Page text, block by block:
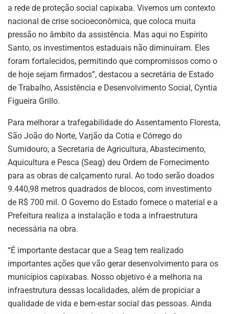
a rede de proteção social capixaba. Vivemos um contexto
nacional de crise socioeconômica, que coloca muita
pressão no âmbito da assistência. Mas aqui no Espírito
Santo, os investimentos estaduais não diminuíram. Eles
foram fortalecidos, permitindo que compromissos como o
de hoje sejam firmados”, destacou a secretária de Estado
de Trabalho, Assistência e Desenvolvimento Social, Cyntia
Figueira Grillo.
Para melhorar a trafegabilidade do Assentamento Floresta,
São João do Norte, Varjão da Cotia e Córrego do
Sumidouro, a Secretaria de Agricultura, Abastecimento,
Aquicultura e Pesca (Seag) deu Ordem de Fornecimento
para as obras de calçamento rural. Ao todo serão doados
9.440,98 metros quadrados de blocos, com investimento
de R$ 700 mil. O Governo do Estado fornece o material e a
Prefeitura realiza a instalação e toda a infraestrutura
necessária na obra.
“É importante destacar que a Seag tem realizado
importantes ações que vão gerar desenvolvimento para os
municípios capixabas. Nosso objetivo é a melhoria na
infraestrutura dessas localidades, além de propiciar a
qualidade de vida e bem-estar social das pessoas. Ainda